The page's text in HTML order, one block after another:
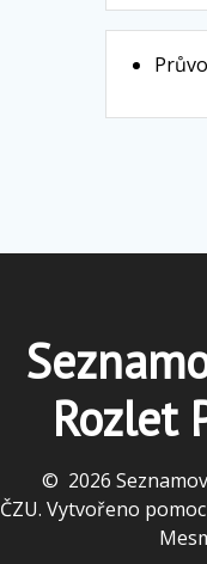
Rozlet
© 2026
ČZU. Vytvořeno